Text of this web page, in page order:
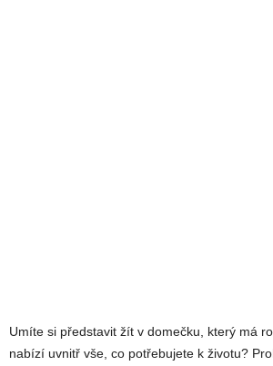
Umíte si představit žít v domečku, který má
nabízí uvnitř vše, co potřebujete k životu?